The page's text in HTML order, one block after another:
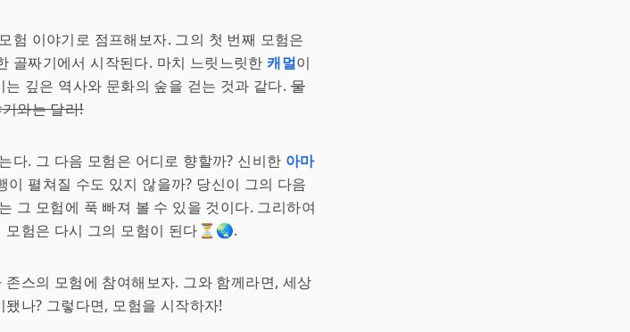
험 이야기로 점프해보자. 그의 첫 번째 모험은
골짜기에서 시작된다. 마치 느릿느릿한캐멀이
깊은 역사와 문화의 숲을 걷는 것과 같다.물
와는 달라!
다. 그 다음 모험은 어디로 향할까? 신비한 아마
이 펼쳐질 수도 있지 않을까? 당신이 그의 다음
그 모험에 푹 빠져 볼 수 있을 것이다. 그리하여
모험은 다시 그의 모험이 된다⏳🌏.
스의 모험에 참여해보자. 그와 함께라면, 세상
나? 그렇다면, 모험을 시작하자!